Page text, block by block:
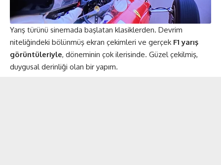
Yarış türünü sinemada başlatan klasiklerden. Devrim
niteliğindeki bölünmüş ekran çekimleri ve gerçek F1 yarış
görüntüleriyle, döneminin çok ilerisinde. Güzel çekilmiş,
duygusal derinliği olan bir yapım.